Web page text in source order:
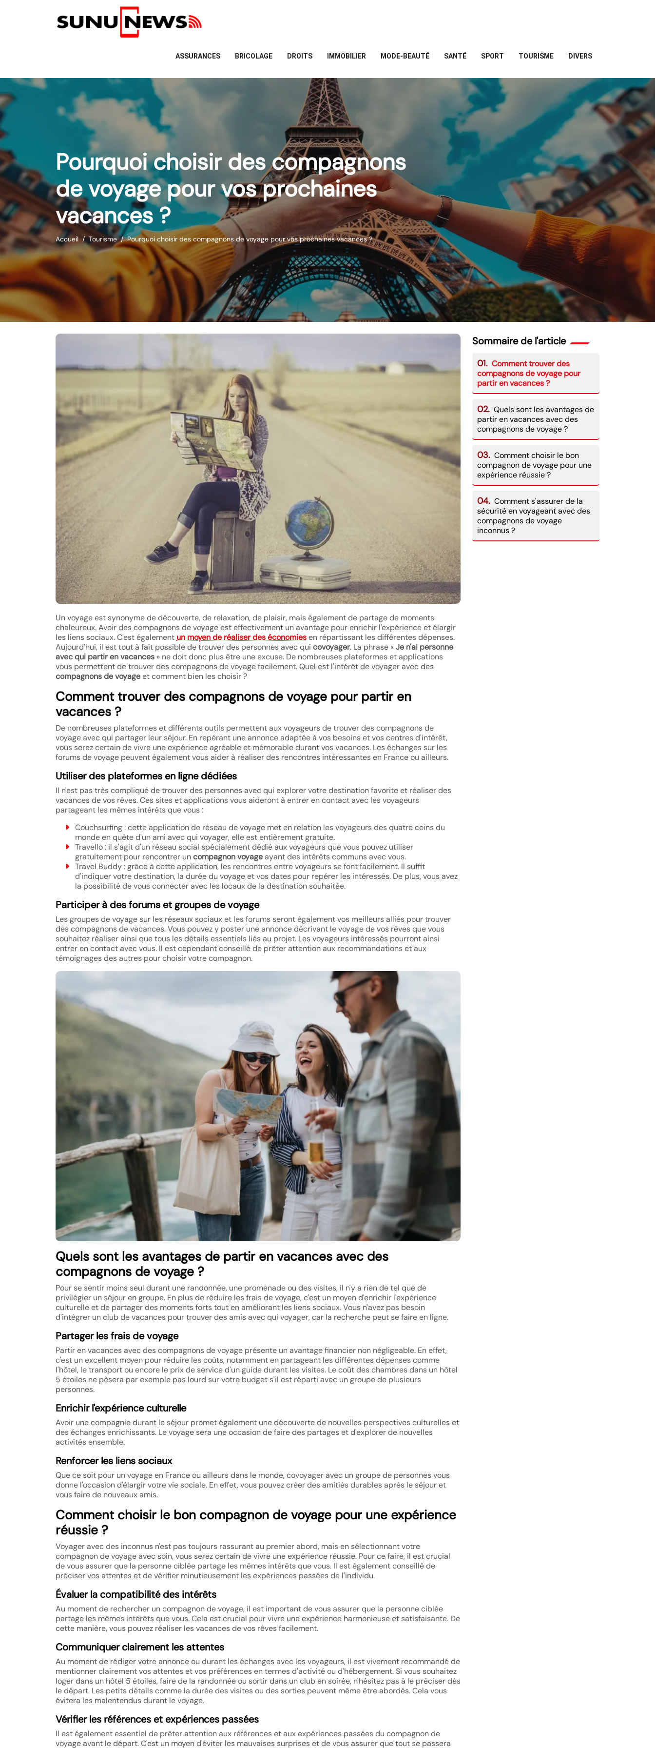
ASSURANCES BRICOLAGE DROITS IMMOBILIER MODE-BEAUTÉ SANTÉ SPORT TOURISME DIVERS
Pourquoi choisir des compagnons
de voyage pour vos prochaines
vacances ?
Accueil Tourisme Pourquoi choisir des compagnons de voyage pour vos prochaines vacances ?
Un voyage est synonyme de découverte, de relaxation, de plaisir, mais également de partage de moments
chaleureux. Avoir des compagnons de voyage est effectivement un avantage pour enrichir l'expérience et élargir
les liens sociaux. C'est également un moyen de réaliser des économiesen répartissant les différentes dépenses.
Aujourd'hui, il est tout à fait possible de trouver des personnes avec qui covoyager. La phrase «Je n'ai personne
avec qui partir en vacances » ne doit donc plus être une excuse. De nombreuses plateformes et applications
vous permettent de trouver des compagnons de voyage facilement. Quel est l'intérêt de voyager avec des
compagnons de voyageet comment bien les choisir ?
Comment trouver des compagnons de voyage pour partir en
vacances ?
De nombreuses plateformes et différents outils permettent aux voyageurs de trouver des compagnons de
voyage avec qui partager leur séjour. En repérant une annonce adaptée à vos besoins et vos centres d'intérêt,
vous serez certain de vivre une expérience agréable et mémorable durant vos vacances. Les échanges sur les
forums de voyage peuvent également vous aider à réaliser des rencontres intéressantes en France ou ailleurs.
Utiliser des plateformes en ligne dédiées
Il n'est pas très compliqué de trouver des personnes avec qui explorer votre destination favorite et réaliser des
vacances de vos rêves. Ces sites et applications vous aideront à entrer en contact avec les voyageurs
partageant les mêmes intérêts que vous :
Couchsurfing : cette application de réseau de voyage met en relation les voyageurs des quatre coins du
monde en quête d'un ami avec qui voyager, elle est entièrement gratuite.
Travello : il s'agit d'un réseau social spécialement dédié aux voyageurs que vous pouvez utiliser
gratuitement pour rencontrer uncompagnon voyageayant des intérêts communs avec vous.
Travel Buddy : grâce à cette application, les rencontres entre voyageurs se font facilement. Il suffit
d'indiquer votre destination, la durée du voyage et vos dates pour repérer les intéressés. De plus, vous avez
la possibilité de vous connecter avec les locaux de la destination souhaitée.
Participer à des forums et groupes de voyage
Les groupes de voyage sur les réseaux sociaux et les forums seront également vos meilleurs alliés pour trouver
des compagnons de vacances. Vous pouvez y poster une annonce décrivant le voyage de vos rêves que vous
souhaitez réaliser ainsi que tous les détails essentiels liés au projet. Les voyageurs intéressés pourront ainsi
entrer en contact avec vous. Il est cependant conseillé de prêter attention aux recommandations et aux
témoignages des autres pour choisir votre compagnon.
Quels sont les avantages de partir en vacances avec des
compagnons de voyage ?
Pour se sentir moins seul durant une randonnée, une promenade ou des visites, il n'y a rien de tel que de
privilégier un séjour en groupe. En plus de réduire les frais de voyage, c'est un moyen d'enrichir l'expérience
culturelle et de partager des moments forts tout en améliorant les liens sociaux. Vous n'avez pas besoin
d'intégrer un club de vacances pour trouver des amis avec qui voyager, car la recherche peut se faire en ligne.
Partager les frais de voyage
Partir en vacances avec des compagnons de voyage présente un avantage financier non négligeable. En effet,
c'est un excellent moyen pour réduire les coûts, notamment en partageant les différentes dépenses comme
l'hôtel, le transport ou encore le prix de service d'un guide durant les visites. Le coût des chambres dans un hôtel
5 étoiles ne pèsera par exemple pas lourd sur votre budget s'il est réparti avec un groupe de plusieurs
personnes.
Enrichir l'expérience culturelle
Avoir une compagnie durant le séjour promet également une découverte de nouvelles perspectives culturelles et
des échanges enrichissants. Le voyage sera une occasion de faire des partages et d'explorer de nouvelles
activités ensemble.
Renforcer les liens sociaux
Que ce soit pour un voyage en France ou ailleurs dans le monde, covoyager avec un groupe de personnes vous
donne l'occasion d'élargir votre vie sociale. En effet, vous pouvez créer des amitiés durables après le séjour et
vous faire de nouveaux amis.
Comment choisir le bon compagnon de voyage pour une expérience
réussie ?
Voyager avec des inconnus n'est pas toujours rassurant au premier abord, mais en sélectionnant votre
compagnon de voyage avec soin, vous serez certain de vivre une expérience réussie. Pour ce faire, il est crucial
de vous assurer que la personne ciblée partage les mêmes intérêts que vous. Il est également conseillé de
préciser vos attentes et de vérifier minutieusement les expériences passées de l'individu.
Évaluer la compatibilité des intérêts
Au moment de rechercher un compagnon de voyage, il est important de vous assurer que la personne ciblée
partage les mêmes intérêts que vous. Cela est crucial pour vivre une expérience harmonieuse et satisfaisante. De
cette manière, vous pouvez réaliser les vacances de vos rêves facilement.
Communiquer clairement les attentes
Au moment de rédiger votre annonce ou durant les échanges avec les voyageurs, il est vivement recommandé de
mentionner clairement vos attentes et vos préférences en termes d'activité ou d'hébergement. Si vous souhaitez
loger dans un hôtel 5 étoiles, faire de la randonnée ou sortir dans un club en soirée, n'hésitez pas à le préciser dès
le départ. Les petits détails comme la durée des visites ou des sorties peuvent même être abordés. Cela vous
évitera les malentendus durant le voyage.
Vérifier les références et expériences passées
Il est également essentiel de prêter attention aux références et aux expériences passées du compagnon de
voyage avant le départ. C'est un moyen d'éviter les mauvaises surprises et de vous assurer que tout se passera
Sommaire de l'article
01. Comment trouver des
compagnons de voyage pour
partir en vacances ?
02. Quels sont les avantages de
partir en vacances avec des
compagnons de voyage ?
03. Comment choisir le bon
compagnon de voyage pour une
expérience réussie ?
04. Comment s'assurer de la
sécurité en voyageant avec des
compagnons de voyage
inconnus ?